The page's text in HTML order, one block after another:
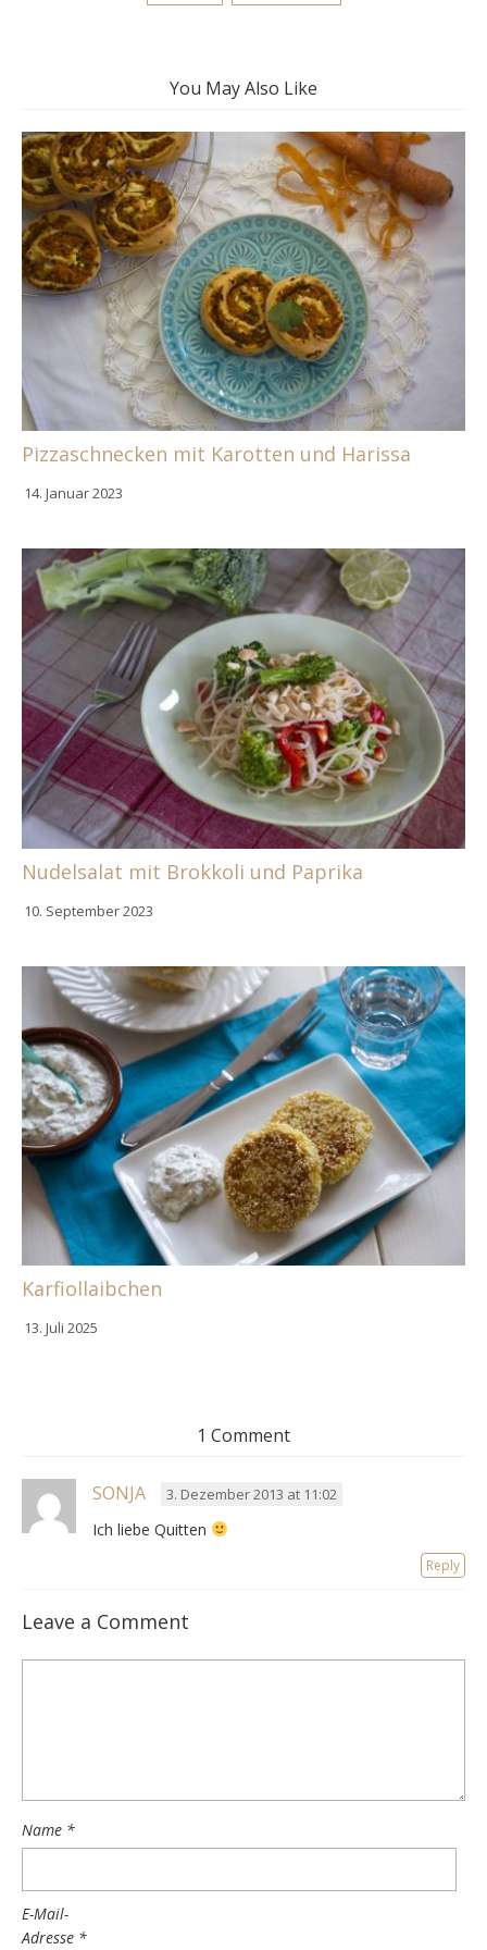
You May Also Like
Pizzaschnecken mit Karotten und Harissa
14. Januar 2023
Nudelsalat mit Brokkoli und Paprika
10. September 2023
Karfiollaibchen
13. Juli 2025
1 Comment
SONJA 3. Dezember 2013 at 11:02
Ich liebe Quitten
Reply
Leave a Comment
Name *
E-Mail-
Adresse *